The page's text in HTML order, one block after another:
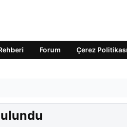
Forum Çerez Politikası